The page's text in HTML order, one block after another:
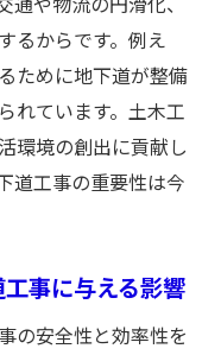
土木工事の実際
工法の特徴とは
もたらすメリット
工法の選び方
を土木工事視点で
割と安全性
全管理の重要性
るからです。例え
ために地下道が整備
れています。土木工
環境の創出に貢献し
道工事の重要性は今
事に与える影響
の安全性と効率性を